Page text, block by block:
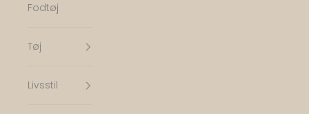
Fodtøj
Tøj
Livsstil